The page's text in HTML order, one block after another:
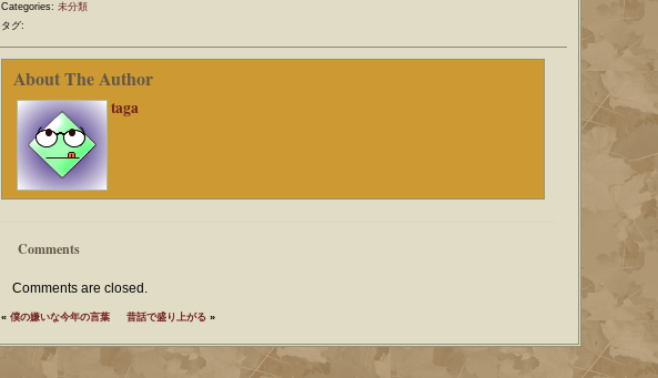
Categories: 未分類
タグ:
About The Author
taga
Comments
Comments are closed.
« 僕の嫌いな今年の言葉 昔話で盛り上がる »